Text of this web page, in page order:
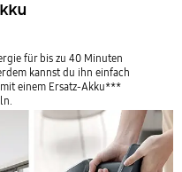
an einen Paketshop,
Ausland geliefert
für bis zu 40 Minuten
kannst du ihn einfach
einem Ersatz-Akku***